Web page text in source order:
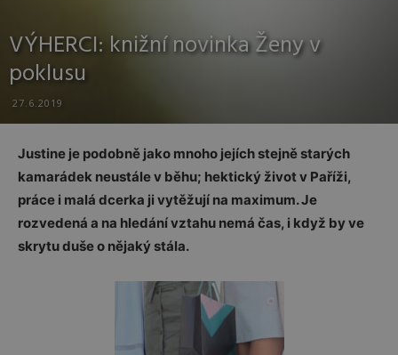
VÝHERCI: knižní novinka Ženy v
poklusu
27.6.2019
Justine je podobně jako mnoho jejích stejně starých
kamarádek neustále v běhu; hektický život v Paříži,
práce i malá dcerka ji vytěžují na maximum. Je
rozvedená a na hledání vztahu nemá čas, i když by ve
skrytu duše o nějaký stála.